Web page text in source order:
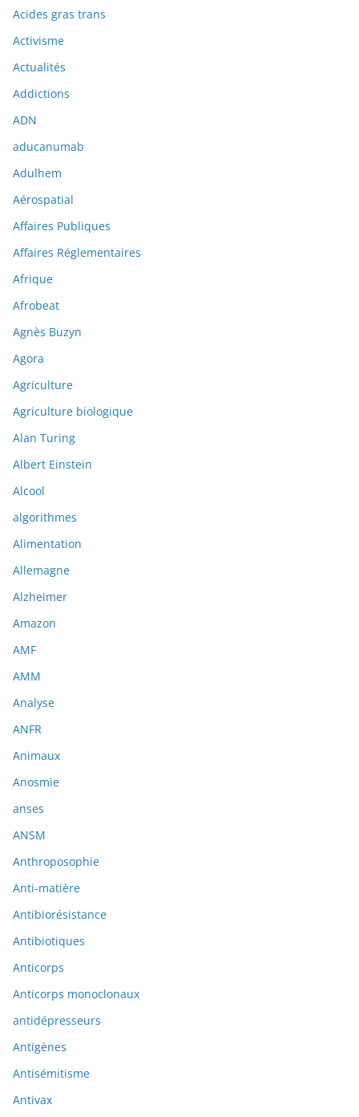
Acides gras trans
Activisme
Actualités
Addictions
ADN
aducanumab
Adulhem
Aérospatial
Affaires Publiques
Affaires Réglementaires
Afrique
Afrobeat
Agnès Buzyn
Agora
Agriculture
Agriculture biologique
Alan Turing
Albert Einstein
Alcool
algorithmes
Alimentation
Allemagne
Alzheimer
Amazon
AMF
AMM
Analyse
ANFR
Animaux
Anosmie
anses
ANSM
Anthroposophie
Anti-matière
Antibiorésistance
Antibiotiques
Anticorps
Anticorps monoclonaux
antidépresseurs
Antigènes
Antisémitisme
Antivax